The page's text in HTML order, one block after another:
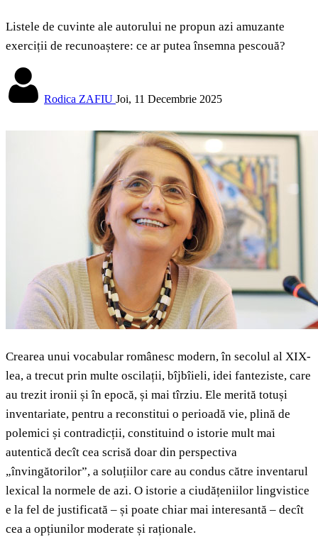
Listele de cuvinte ale autorului ne propun azi amuzante
exerciții de recunoaștere: ce ar putea însemna pescouă?
Rodica ZAFIU Joi, 11 Decembrie 2025
Crearea unui vocabular românesc modern, în secolul al XIX-
lea, a trecut prin multe oscilații, bîjbîieli, idei fanteziste, care
au trezit ironii și în epocă, și mai tîrziu. Ele merită totuși
inventariate, pentru a reconstitui o perioadă vie, plină de
polemici și contradicții, constituind o istorie mult mai
autentică decît cea scrisă doar din perspectiva
„învingătorilor”, a soluțiilor care au condus către inventarul
lexical la normele de azi. O istorie a ciudățeniilor lingvistice
e la fel de justificată – și poate chiar mai interesantă – decît
cea a opțiunilor moderate și raționale.